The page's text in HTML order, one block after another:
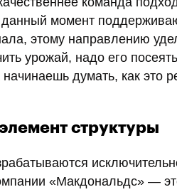
данный момент
этому направлению
урожай, надо его
думать, как это
структуры
«Макдональдс» —